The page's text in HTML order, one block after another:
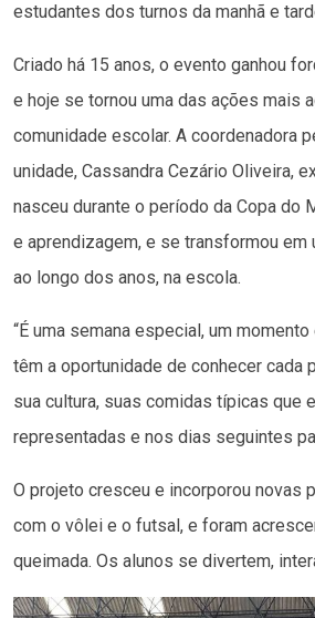
estudantes dos turnos da manhã e
Criado há 15 anos, o evento ganhou
e hoje se tornou uma das ações mais
comunidade escolar. A coordenadora
unidade, Cassandra Cezário Oliveira,
nasceu durante o período da Copa do
e aprendizagem, e se transformou em
ao longo dos anos, na escola.
“É uma semana especial, um
têm a oportunidade de conhecer cada
sua cultura, suas comidas típicas que
representadas e nos dias seguintes
O projeto cresceu e incorporou novas
com o vôlei e o futsal, e foram
queimada. Os alunos se divertem,